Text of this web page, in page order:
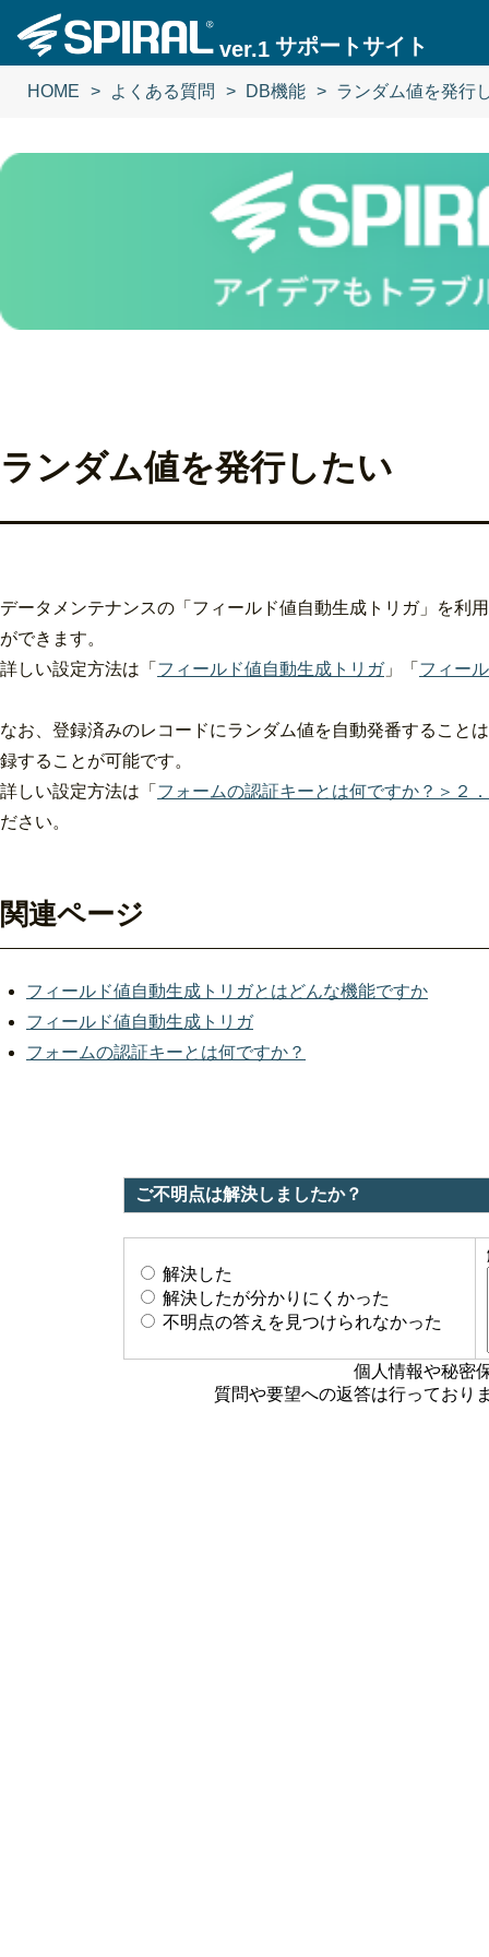
ver.1 サポートサイト
HOME よくある質問 DB機能 ランダム値を発行
ランダム値を発行したい
データメンテナンスの「フィールド値自動生成トリガ」を利
ができます。
詳しい設定方法は「 フィールド値自動生成トリガ」「 フィー
なお、登録済みのレコードにランダム値を自動発番すること
録することが可能です。
詳しい設定方法は「 フォームの認証キーとは何ですか？＞２
ださい。
関連ページ
フィールド値自動生成トリガとはどんな機能ですか
フィールド値自動生成トリガ
フォームの認証キーとは何ですか？